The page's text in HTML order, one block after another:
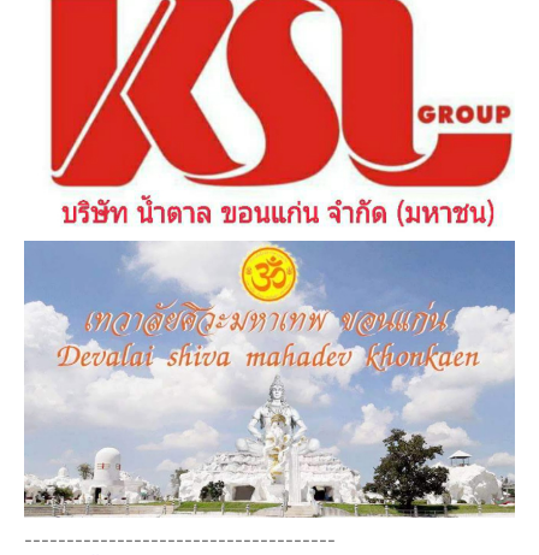
-------------------------------------